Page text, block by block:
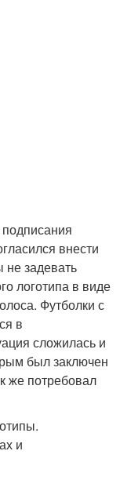
внести
не задевать
логотипа в виде
Футболки с
в
сложилась и
был заключен
же потребовал